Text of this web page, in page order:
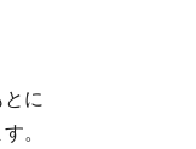
に
。